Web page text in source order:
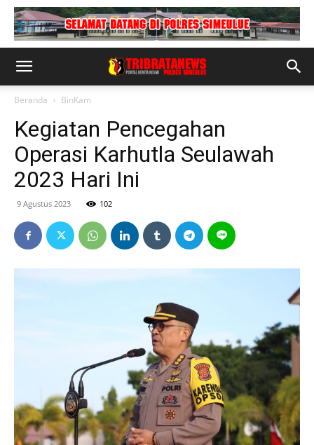
Beranda BinKam
Kegiatan Pencegahan
Operasi Karhutla Seulawah
2023 Hari Ini
9 Agustus 2023 102